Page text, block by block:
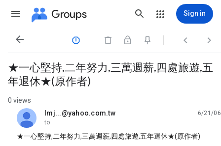
Groups Sign in
   
★一心堅持,二年努力,三萬週薪,四處旅遊,五
年退休★(原作者)
0 views
lmj...@yahoo.com.tw
unread,
6/21/06
to
★一心堅持,二年努力,三萬週薪,四處旅遊,五年退休★(原作者)